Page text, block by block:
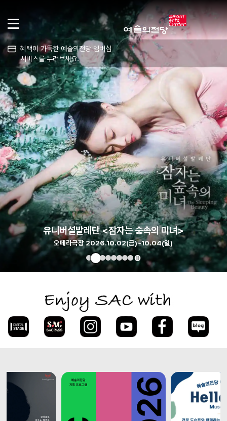
혜택이 가득한 예술의전당 멤버십
서비스를 누려보세요.
유니버설발레단 <잠자는 숲속의 미녀>
오페라극장 2026.10.02(금)~10.04(일)